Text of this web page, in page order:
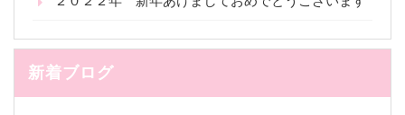
新着ブログ